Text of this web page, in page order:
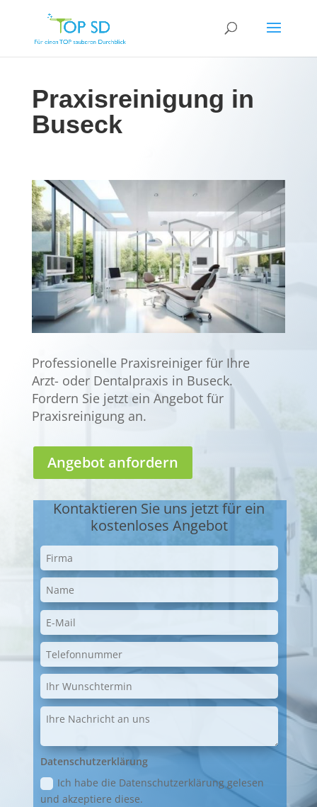
Praxisreinigung in
Buseck
Professionelle Praxisreiniger für Ihre
Arzt- oder Dentalpraxis in Buseck.
Fordern Sie jetzt ein Angebot für
Praxisreinigung an.
Angebot anfordern
Kontaktieren Sie uns jetzt für ein
kostenloses Angebot
Datenschutzerklärung
Ich habe die Datenschutzerklärung gelesen
und akzeptiere diese.